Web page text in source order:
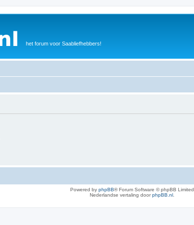
het forum voor Saabliefhebbers!
Powered by phpBB® Forum Software © phpBB Limited
Nederlandse vertaling doorphpBB.nl